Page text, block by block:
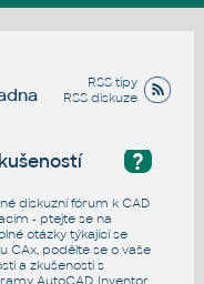
RSS tipy
RSS diskuze
?
diskuzní fórum k CAD
- ptejte se na
otázky týkající se
CAx, podělte se o vaše
a zkušenosti s
AutoCAD, Inventor,